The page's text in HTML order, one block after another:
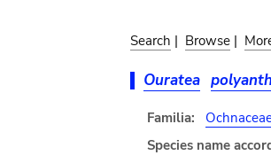
Search | Browse |
Ouratea
Familia:
Species name